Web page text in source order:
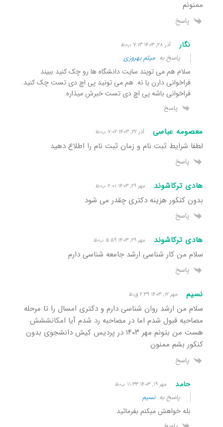
ممنونم
پاسخ
نگار آذر ۲۸, ۱۴۰۳ ۷:۱۳ ب٫ظ
پاسخ به میثم بهروزی
سلام هم می تویند سایت دانشگاه ها رو چک کنید ببیند
فراخوانی دارن یا نه. هم می تونید پی اچ دی تست چک کنید.
فراخوانی باشه پی اچ دی تست خبرش میذاره.
پاسخ
معصومه عباسی آذر ۲۲, ۱۴۰۳ ۷:۰۲ ب٫ظ
لطفا شرایط ثبت نام و زمان ثبت نام را اطلاع دهید
پاسخ
هادی ترکاشوند مهر ۲۹, ۱۴۰۳ ۶:۰۱ ب٫ظ
بدون کنکور هزینه دکتری چقدر می شود
پاسخ
هادی ترکاشوند مهر ۲۹, ۱۴۰۳ ۵:۵۹ ب٫ظ
سلام من کار شناسی ارشد جامعه شناسی دارم
پاسخ
نسیم مهر ۱۲, ۱۴۰۳ ۲:۳۹ ق٫ظ
سلام من ارشد روان شناسی دارم و دکتری امسال را تا مرحله
مصاحبه قبول شدم اما در مصاحبه رد شدم آیا امکانششش
هست من بتونم مهر ۱۴۰۳ در پردیس کیش دانشجوی بدون
کنکور بشم ممنون
پاسخ
حامد مهر ۱۹, ۱۴۰۳ ۱۱:۳۳ ب٫ظ
پاسخ بهنسیم
بله خواهش میکنم بفرمائید